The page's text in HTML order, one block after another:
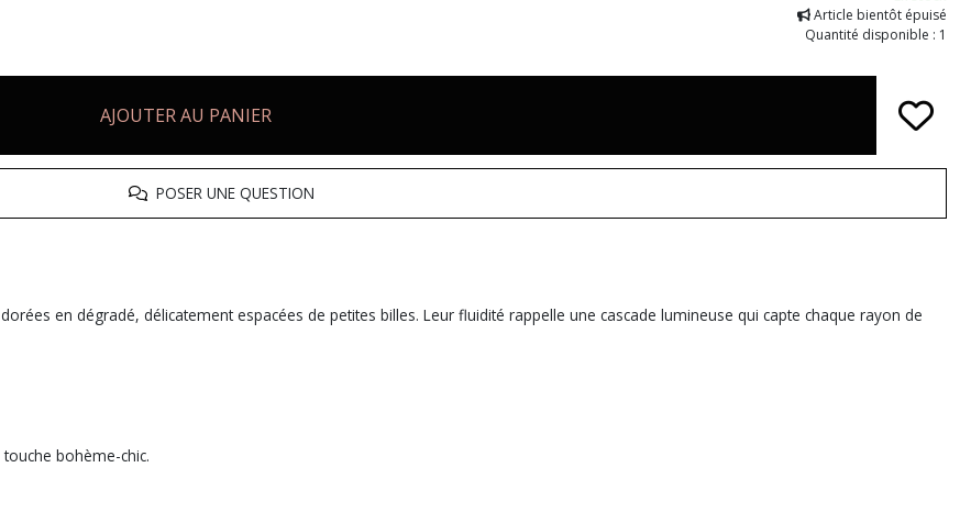
Article bientôt épuisé
Quantité disponible : 1
AJOUTER AU PANIER
POSER UNE QUESTION
en dégradé, délicatement espacées de petites billes. Leur fluidité rappelle une cascade lumineuse qui capte chaque rayon de
bohème-chic.